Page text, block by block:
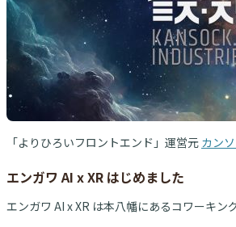
「よりひろいフロントエンド」運営元 カン
エンガワ AI x XR はじめました
エンガワ AI x XR は本八幡にあるコワーキン